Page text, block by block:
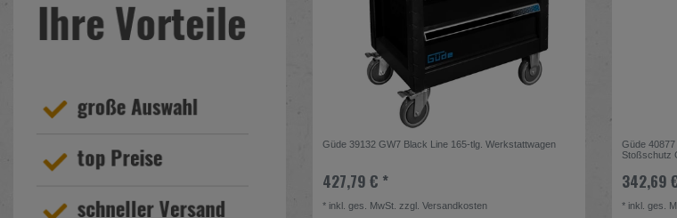
Güde 39132 GW7 Black Line 165-tlg. Werkstattwagen
427,79 € *
* inkl. ges. MwSt. zzgl.Versandkosten
Güde
Stoßschutz
342,69
* inkl. ges.